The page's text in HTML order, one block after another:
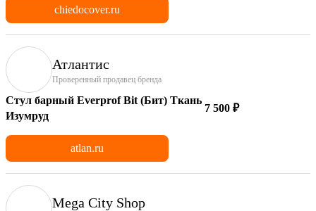
chiedocover.ru
Атлантис
Проверенный продавец бренда
Стул барный Everprof Bit (Бит) Ткань
Изумруд
7 500 ₽
atlan.ru
Mega City Shop